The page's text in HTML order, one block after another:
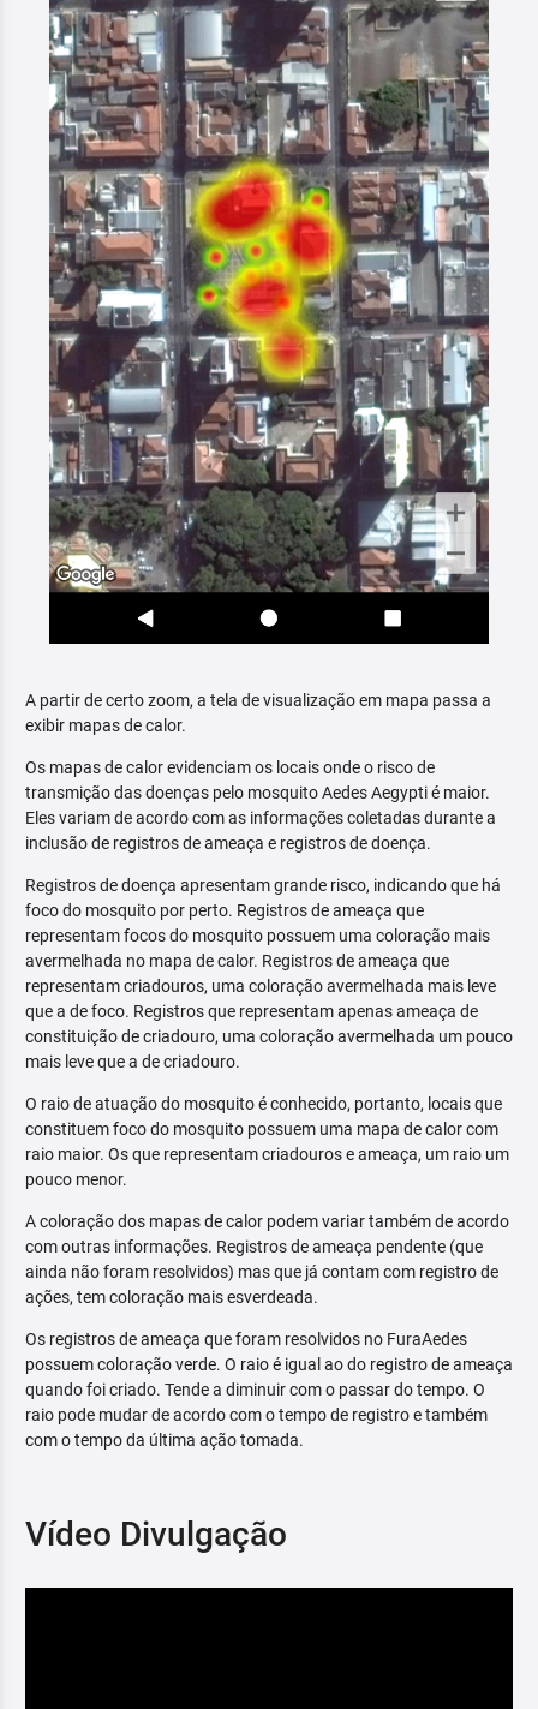
A partir de certo zoom, a tela de visualização em mapa passa a
exibir mapas de calor.
Os mapas de calor evidenciam os locais onde o risco de
transmição das doenças pelo mosquito Aedes Aegypti é maior.
Eles variam de acordo com as informações coletadas durante a
inclusão de registros de ameaça e registros de doença.
Registros de doença apresentam grande risco, indicando que há
foco do mosquito por perto. Registros de ameaça que
representam focos do mosquito possuem uma coloração mais
avermelhada no mapa de calor. Registros de ameaça que
representam criadouros, uma coloração avermelhada mais leve
que a de foco. Registros que representam apenas ameaça de
constituição de criadouro, uma coloração avermelhada um pouco
mais leve que a de criadouro.
O raio de atuação do mosquito é conhecido, portanto, locais que
constituem foco do mosquito possuem uma mapa de calor com
raio maior. Os que representam criadouros e ameaça, um raio um
pouco menor.
A coloração dos mapas de calor podem variar também de acordo
com outras informações. Registros de ameaça pendente (que
ainda não foram resolvidos) mas que já contam com registro de
ações, tem coloração mais esverdeada.
Os registros de ameaça que foram resolvidos no FuraAedes
possuem coloração verde. O raio é igual ao do registro de ameaça
quando foi criado. Tende a diminuir com o passar do tempo. O
raio pode mudar de acordo com o tempo de registro e também
com o tempo da última ação tomada.
Vídeo Divulgação